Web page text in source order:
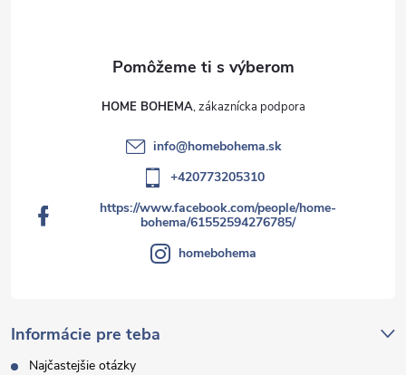
Informácie pre teba
Najčastejšie otázky
HOME BOHEMA
info@homebohema.sk
+420773205310
https://www.facebook.com/people/home-
bohema/61552594276785/
homebohema